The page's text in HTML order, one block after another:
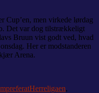
Cup’en, men virkede lørdag
Det var dog tilstrækkeligt
Bruun vist godt ved, hvad
Her er modstanderen
Arena.
Herreligaen,